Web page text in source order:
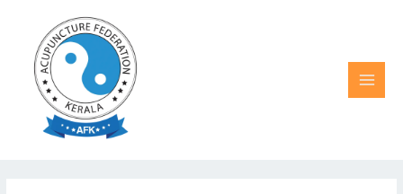
content